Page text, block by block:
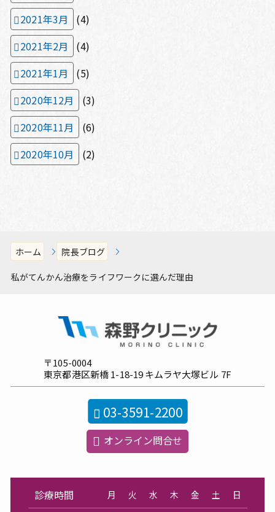
2021年3月
(4)
2021年2月
(4)
2021年1月
(5)
2020年12月
(3)
2020年11月
(6)
2020年10月
(2)
ホーム 院長ブログ
私がてんかん治療をライフワークに選んだ理由
〒105-0004
東京都港区新橋1-18-19キムラヤ大塚ビル 7F
03-3591-2200
オンライン問合せ
診療時間 月 火 水 木 金 土 日